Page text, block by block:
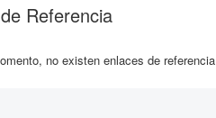
Referencia
no existen enlaces de referencia